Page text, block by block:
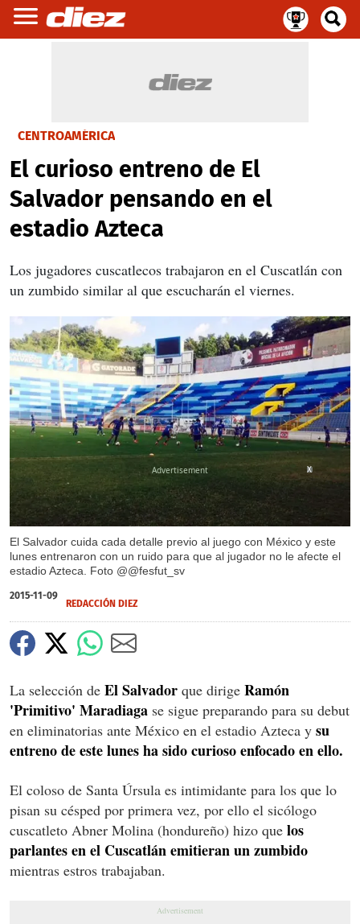
CENTROAMÉRICA
El curioso entreno de El
Salvador pensando en el
estadio Azteca
Los jugadores cuscatlecos trabajaron en el Cuscatlán con
un zumbido similar al que escucharán el viernes.
El Salvador cuida cada detalle previo al juego con México y este
lunes entrenaron con un ruido para que al jugador no le afecte el
estadio Azteca. Foto @@fesfut_sv
X
2015-11-09
REDACCIÓN DIEZ
La selección de El Salvador que dirige Ramón
'Primitivo' Maradiaga se sigue preparando para su debut
en eliminatorias ante México en el estadio Azteca y su
entreno de este lunes ha sido curioso enfocado en ello.
El coloso de Santa Úrsula es intimidante para los que lo
pisan su césped por primera vez, por ello el sicólogo
cuscatleto Abner Molina (hondureño) hizo que los
parlantes en el Cuscatlán emitieran un zumbido
mientras estros trabajaban.